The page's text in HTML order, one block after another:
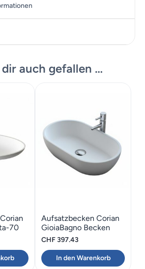
× 14 cmauch gefallen …
70
Aufsatzbecken Corian
GioiaBagno Becken
Naomi-66
CHF397.43
In den Warenkorb